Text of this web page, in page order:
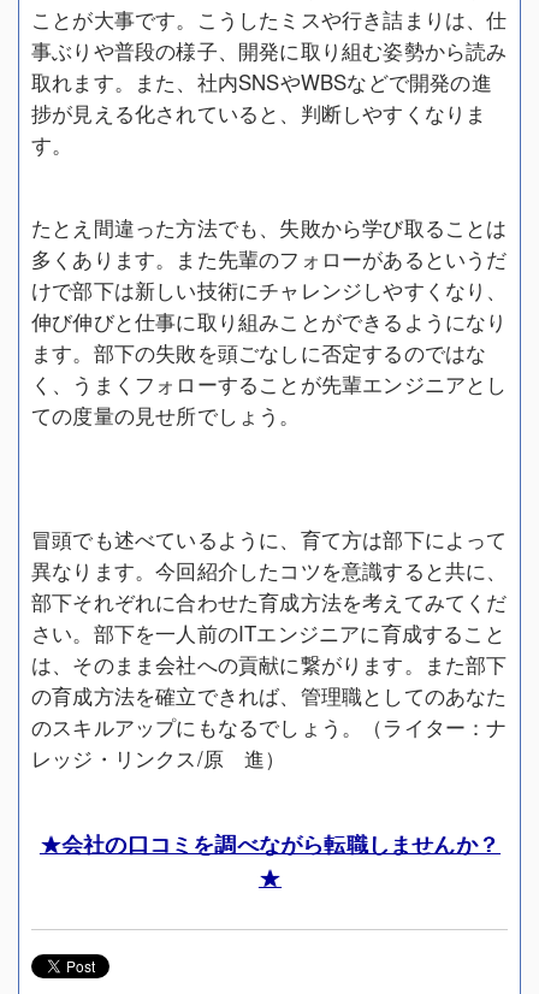
ことが大事です。こうしたミスや行き詰まりは、仕
事ぶりや普段の様子、開発に取り組む姿勢から読み
取れます。また、社内SNSやWBSなどで開発の進
捗が見える化されていると、判断しやすくなりま
す。
たとえ間違った方法でも、失敗から学び取ることは
多くあります。また先輩のフォローがあるというだ
けで部下は新しい技術にチャレンジしやすくなり、
伸び伸びと仕事に取り組みことができるようになり
ます。部下の失敗を頭ごなしに否定するのではな
く、うまくフォローすることが先輩エンジニアとし
ての度量の見せ所でしょう。
冒頭でも述べているように、育て方は部下によって
異なります。今回紹介したコツを意識すると共に、
部下それぞれに合わせた育成方法を考えてみてくだ
さい。部下を一人前のITエンジニアに育成すること
は、そのまま会社への貢献に繋がります。また部下
の育成方法を確立できれば、管理職としてのあなた
のスキルアップにもなるでしょう。（ライター：ナ
レッジ・リンクス/原 進）
★会社の口コミを調べながら転職しませんか？
★